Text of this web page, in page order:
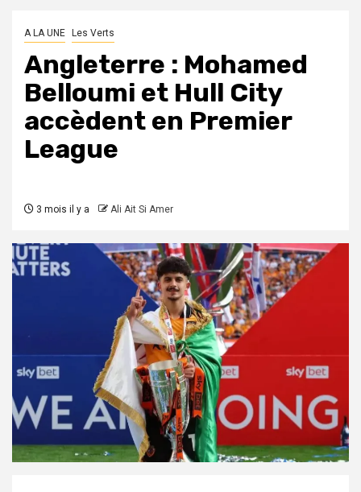
A LA UNE Les Verts
Angleterre : Mohamed
Belloumi et Hull City
accèdent en Premier
League
3 mois il y a Ali Ait Si Amer